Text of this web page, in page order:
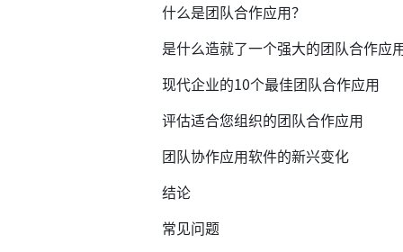
什么是团队合作应用？
是什么造就了一个强大的团队合作应
现代企业的10个最佳团队合作应用
评估适合您组织的团队合作应用
团队协作应用软件的新兴变化
结论
常见问题